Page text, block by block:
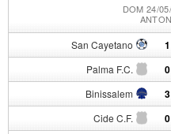
DOM 24/
San Cayetano 1
Palma F.C. 0
Binissalem 3
Cide C.F. 0